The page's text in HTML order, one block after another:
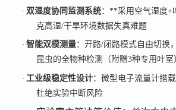
· 双湿度协同监测系统：**采用空气湿度+
克高湿/干旱环境数据失真难题
·智能双模测量：开路/闭路模式自由切换，
昆虫的全物种检测（附赠3种专用叶室
· 工业级稳定性设计：微型电子流量计搭
杜绝实验中断风险